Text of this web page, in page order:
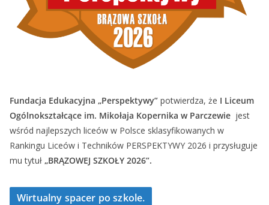
Fundacja Edukacyjna „Perspektywy” potwierdza, że I Liceum
Ogólnokształcące im. Mikołaja Kopernika w Parczewie jest
wśród najlepszych liceów w Polsce sklasyfikowanych w
Rankingu Liceów i Techników PERSPEKTYWY 2026 i przysługuje
mu tytuł „BRĄZOWEJ SZKOŁY 2026”.
Wirtualny spacer po szkole.